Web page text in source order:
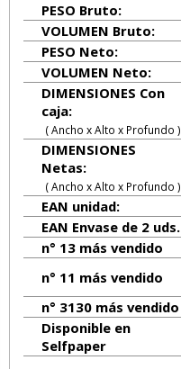
PESO Bruto:
VOLUMEN Bruto:
PESO Neto:
VOLUMEN Neto:
DIMENSIONES Con
caja:
( Ancho x Alto x Profundo )
DIMENSIONES
Netas:
( Ancho x Alto x Profundo )
EAN unidad:
EAN Envase de 2 uds.
n° 13 más vendido
n° 11 más vendido
n° 3130 más vendido
Disponible en
Selfpaper